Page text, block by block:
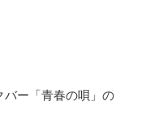
ー「青春の唄」の